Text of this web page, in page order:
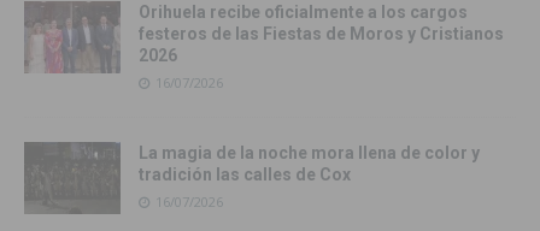
Orihuela recibe oficialmente a los cargos
festeros de las Fiestas de Moros y Cristianos
2026
16/07/2026
La magia de la noche mora llena de color y
tradición las calles de Cox
16/07/2026